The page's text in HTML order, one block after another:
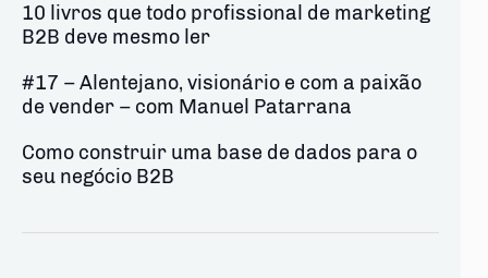
10 livros que todo profissional de marketing
B2B deve mesmo ler
#17 – Alentejano, visionário e com a paixão
de vender – com Manuel Patarrana
Como construir uma base de dados para o
seu negócio B2B